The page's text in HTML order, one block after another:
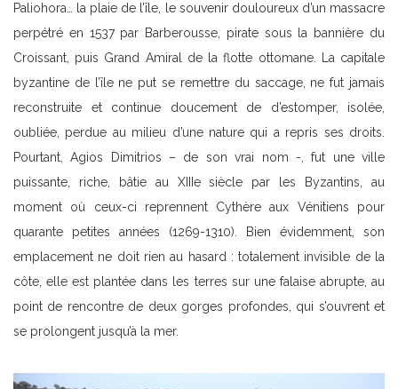
Paliohora… la plaie de l’île, le souvenir douloureux d’un massacre
perpétré en 1537 par Barberousse, pirate sous la bannière du
Croissant, puis Grand Amiral de la flotte ottomane. La capitale
byzantine de l’île ne put se remettre du saccage, ne fut jamais
reconstruite et continue doucement de d’estomper, isolée,
oubliée, perdue au milieu d’une nature qui a repris ses droits.
Pourtant, Agios Dimitrios – de son vrai nom -, fut une ville
puissante, riche, bâtie au XIIIe siècle par les Byzantins, au
moment où ceux-ci reprennent Cythère aux Vénitiens pour
quarante petites années (1269-1310). Bien évidemment, son
emplacement ne doit rien au hasard : totalement invisible de la
côte, elle est plantée dans les terres sur une falaise abrupte, au
point de rencontre de deux gorges profondes, qui s’ouvrent et
se prolongent jusqu’à la mer.